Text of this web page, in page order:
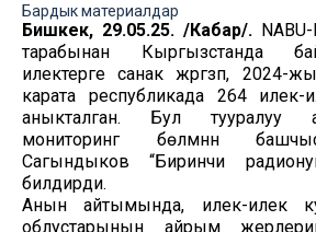
Бардык материалдар
Бишкек, 29.05.25. /Кабар/.
тарабынан Кыргызстанда
илектерге санак жүргүзүп,
карата республикада 264 илек-
аныкталган. Бул тууралуу
мониторинг бөлүмүнүн
Сагындыков “Биринчи
билдирди.
Анын айтымында, илек-илек
облустарынын айрым